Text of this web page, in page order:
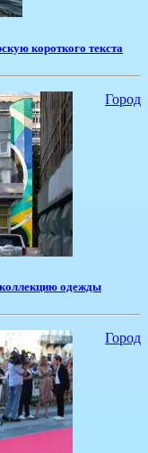
короткого текста
Город
одежды
Город